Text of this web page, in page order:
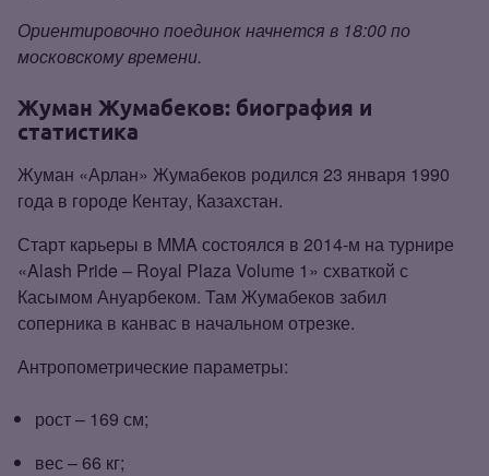
Ориентировочно поединок начнется в 18:00 по
московскому времени.
Жуман Жумабеков: биография и
статистика
Жуман «Арлан» Жумабеков родился 23 января 1990
года в городе Кентау, Казахстан.
Старт карьеры в MMA состоялся в 2014‑м на турнире
«Alash Pride – Royal Plaza Volume 1» схваткой с
Касымом Ануарбеком. Там Жумабеков забил
соперника в канвас в начальном отрезке.
Антропометрические параметры:
рост – 169 см;
вес – 66 кг;